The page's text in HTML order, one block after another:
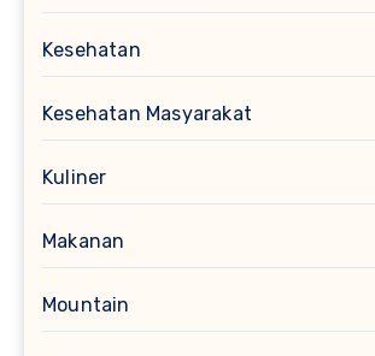
Kesehatan
Kesehatan Masyarakat
Kuliner
Makanan
Mountain